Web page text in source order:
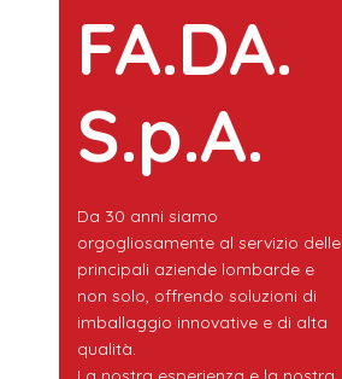
FA.DA.
S.p.A.
Da 30 anni siamo
orgogliosamente al servizio delle
principali aziende lombarde e
non solo, offrendo soluzioni di
imballaggio innovative e di alta
qualità.